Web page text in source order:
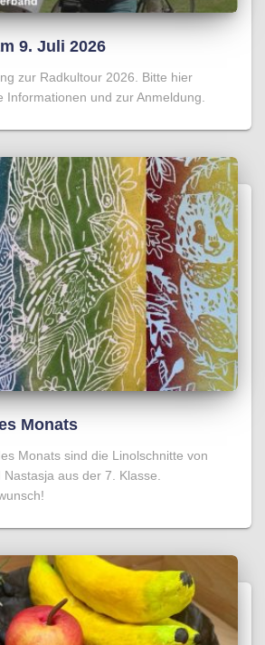
9. Juli 2026
zur Radkultour 2026. Bitte hier
Informationen und zur Anmeldung.
Monats
Monats sind die Linolschnitte von
aus der 7. Klasse.